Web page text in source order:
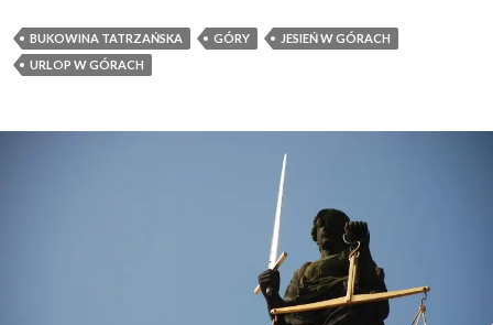
BUKOWINA TATRZAŃSKA GÓRY
JESIEŃ W GÓRACH
URLOP W GÓRACH